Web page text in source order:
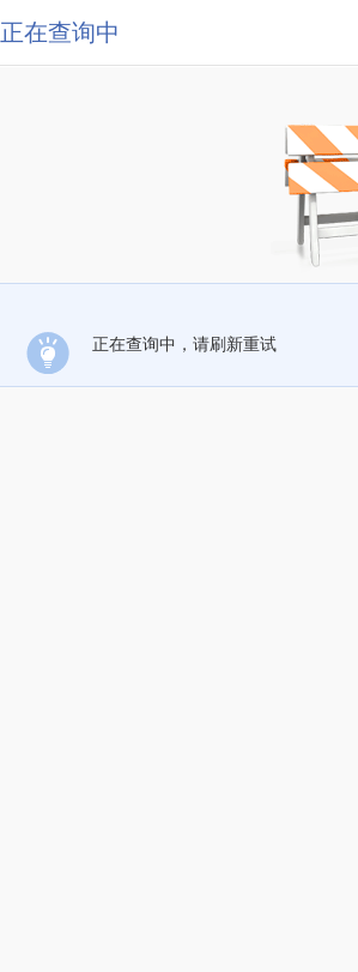
正在查询中
正在查询中，请刷新重试